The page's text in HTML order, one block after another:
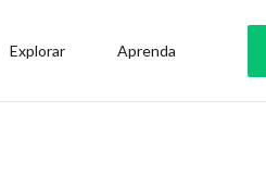
Explorar Aprenda